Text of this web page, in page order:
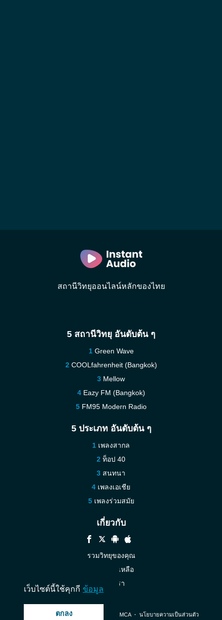
สถานีวิทยุออนไลน์หลักของไทย
5 สถานีวิทยุ อันดับต้น ๆ
Green Wave
COOLfahrenheit (Bangkok)
Mellow
Eazy FM (Bangkok)
FM95 Modern Radio
5 ประเภท อันดับต้น ๆ
เพลงสากล
ท็อป 40
สนทนา
เพลงเอเชีย
เพลงร่วมสมัย
เกี่ยวกับ
รวมวิทยุของคุณ
ความช่วยเหลือ
ติดต่อเรา
© 2026 InstantAudio. สงวนลิขสิทธิ์. ・ DMCA・ นโยบายความเป็นส่วนตัว
เว็บไซต์นี้ใช้คุกกี ข้อมูล
ตกลง